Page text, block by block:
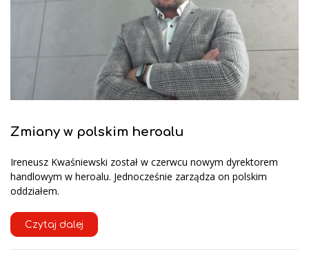
Zmiany w polskim heroalu
Ireneusz Kwaśniewski został w czerwcu nowym dyrektorem
handlowym w heroalu. Jednocześnie zarządza on polskim
oddziałem.
Czytaj dalej